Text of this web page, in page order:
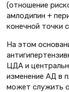
(отношение
амлодипин +
конечной точки
На этом
ЦДА и
изменение АД в
может служить